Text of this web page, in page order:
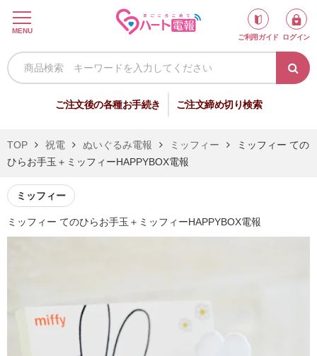
MENU
ご利用ガイド
ログイン
ご注文後の各種お手続き ご注文締め切り検索
新
会
員
録
TOP 祝電 ぬいぐるみ電報 ミッフィー
ミッフィー ての
ひらお手玉＋ミッフィーHAPPYBOX電報
ミッフィー
ミッフィー てのひらお手玉＋ミッフィーHAPPYBOX電報